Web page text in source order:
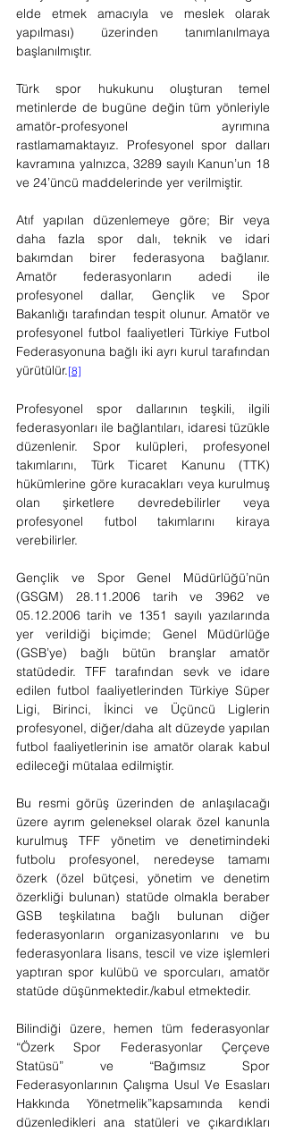
elde etmek amacıyla ve meslek olarak
yapılması) üzerinden tanımlanılmaya
başlanılmıştır.
Türk spor hukukunu oluşturan temel
metinlerde de bugüne değin tüm yönleriyle
amatör-profesyonel ayrımına
rastlamamaktayız. Profesyonel spor dalları
kavramına yalnızca, 3289 sayılı Kanun’un 18
ve 24’üncü maddelerinde yer verilmiştir.
Atıf yapılan düzenlemeye göre; Bir veya
daha fazla spor dalı, teknik ve idari
bakımdan birer federasyona bağlanır.
Amatör federasyonların adedi ile
profesyonel dallar, Gençlik ve Spor
Bakanlığı tarafından tespit olunur. Amatör ve
profesyonel futbol faaliyetleri Türkiye Futbol
Federasyonuna bağlı iki ayrı kurul tarafından
yürütülür. [8]
Profesyonel spor dallarının teşkili, ilgili
federasyonları ile bağlantıları, idaresi tüzükle
düzenlenir. Spor kulüpleri, profesyonel
takımlarını, Türk Ticaret Kanunu (TTK)
hükümlerine göre kuracakları veya kurulmuş
olan şirketlere devredebilirler veya
profesyonel futbol takımlarını kiraya
verebilirler.
Gençlik ve Spor Genel Müdürlüğü’nün
(GSGM) 28.11.2006 tarih ve 3962 ve
05.12.2006 tarih ve 1351 sayılı yazılarında
yer verildiği biçimde; Genel Müdürlüğe
(GSB’ye) bağlı bütün branşlar amatör
statüdedir. TFF tarafından sevk ve idare
edilen futbol faaliyetlerinden Türkiye Süper
Ligi, Birinci, İkinci ve Üçüncü Liglerin
profesyonel, diğer/daha alt düzeyde yapılan
futbol faaliyetlerinin ise amatör olarak kabul
edileceği mütalaa edilmiştir.
Bu resmi görüş üzerinden de anlaşılacağı
üzere ayrım geleneksel olarak özel kanunla
kurulmuş TFF yönetim ve denetimindeki
futbolu profesyonel, neredeyse tamamı
özerk (özel bütçesi, yönetim ve denetim
özerkliği bulunan) statüde olmakla beraber
GSB teşkilatına bağlı bulunan diğer
federasyonların organizasyonlarını ve bu
federasyonlara lisans, tescil ve vize işlemleri
yaptıran spor kulübü ve sporcuları, amatör
statüde düşünmektedir./kabul etmektedir.
Bilindiği üzere, hemen tüm federasyonlar
“Özerk Spor Federasyonlar Çerçeve
Statüsü” ve “Bağımsız Spor
Federasyonlarının Çalışma Usul Ve Esasları
Hakkında Yönetmelik”kapsamında kendi
düzenledikleri ana statüleri ve çıkardıkları